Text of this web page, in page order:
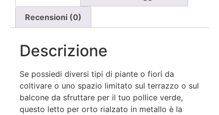
Recensioni (0)
Descrizione
Se possiedi diversi tipi di piante o fiori da
coltivare o uno spazio limitato sul terrazzo o sul
balcone da sfruttare per il tuo pollice verde,
questo letto per orto rialzato in metallo è la